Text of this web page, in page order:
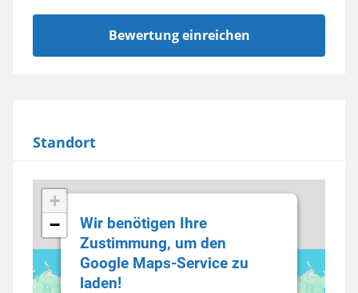
Standort
+
−
Wir benötigen Ihre
Zustimmung, um den
Google Maps-Service zu
laden!